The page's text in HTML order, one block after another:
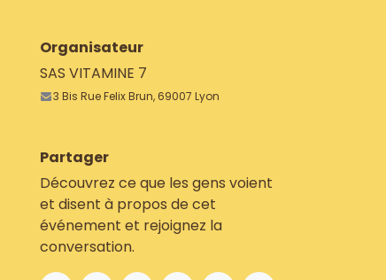
Organisateur
SAS VITAMINE 7
3 Bis Rue Felix Brun, 69007 Lyon
Partager
Découvrez ce que les gens voient
et disent à propos de cet
événement et rejoignez la
conversation.